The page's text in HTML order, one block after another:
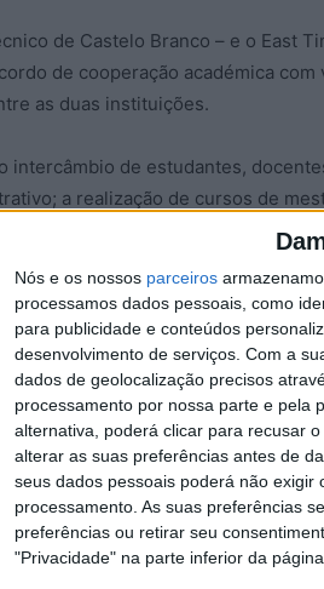
Nós e os nossos parceiros
processamos dados pessoais, como
para publicidade e conteúdos
desenvolvimento de serviços. Com a
dados de geolocalização precisos
processamento por nossa parte e pela
alternativa, poderá clicar para recusar
alterar as suas preferências antes de
seus dados pessoais poderá não
processamento. As suas preferências
preferências ou retirar seu
"Privacidade" na parte inferior da página.
de Castelo Branco – e o East
de cooperação académica
as duas instituições.
intercâmbio de estudantes,
a realização de cursos de
gestão, administração e turismo; a
internacionais e outros eventos
Ximenes, reitor do instituto de
(Escola Superior de
os vice-presidentes Nuno
das restantes escolas do IPCB,
através das respetivas unidades
ano letivo duas dezenas de
de Castelo Branco,
quer na língua e cultura